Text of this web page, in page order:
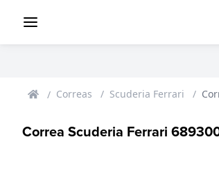
Correas Scuderia Ferrari
Correa Scuderia Ferrari